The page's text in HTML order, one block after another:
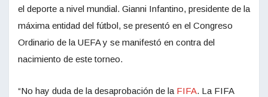
el deporte a nivel mundial. Gianni Infantino, presidente de la
máxima entidad del fútbol, se presentó en el Congreso
Ordinario de la UEFA y se manifestó en contra del
nacimiento de este torneo.
“No hay duda de la desaprobación de la FIFA. La FIFA